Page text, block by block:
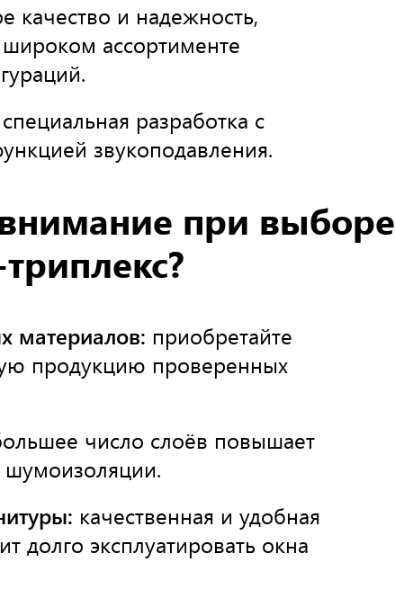
качество и надежность,
ассортименте
специальная разработка с
звукоподавления.
при выборе
материалов: приобретайте
продукцию проверенных
число слоёв повышает
качественная и удобная
долго эксплуатировать окна